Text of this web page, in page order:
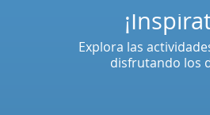
Explora las
disfrutando los